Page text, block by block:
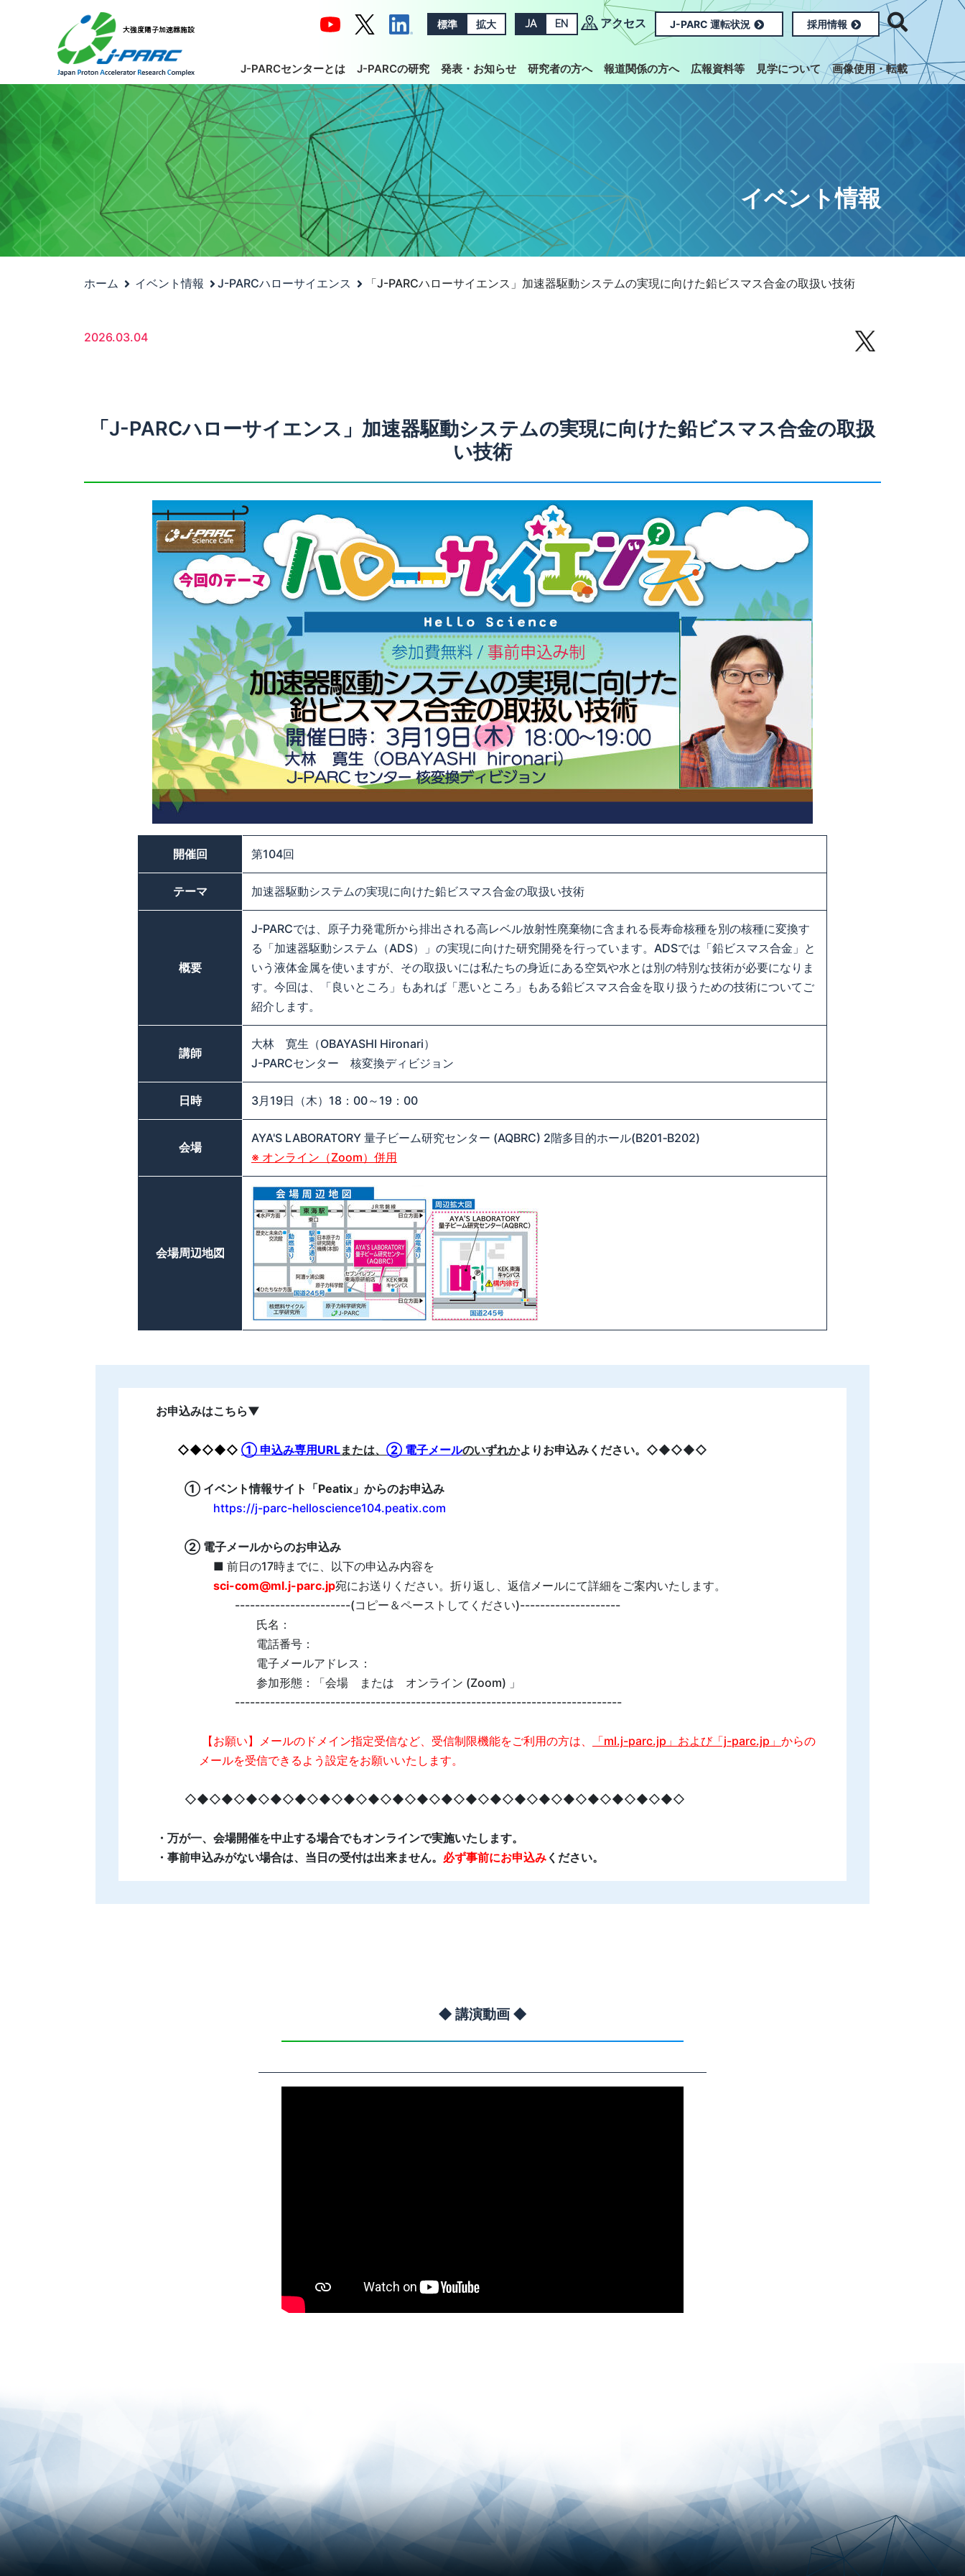
標準 拡大 JA EN アクセス J-PARC 運転状況 採用情報
J-PARCセンターとは J-PARCの研究 発表・お知らせ 研究者の方へ 報道関係の方へ 広報資料等 見学について 画像使用・転載
イベント情報
ホーム イベント情報 J-PARCハローサイエンス 「J-PARCハローサイエンス」加速器駆動システムの実現に向けた鉛ビスマス合金の取扱い技術
2026.03.04
「J-PARCハローサイエンス」加速器駆動システムの実現に向けた鉛ビスマス合金の取扱
い技術
開催回 第104回
テーマ 加速器駆動システムの実現に向けた鉛ビスマス合金の取扱い技術
概要
J-PARCでは、原子力発電所から排出される高レベル放射性廃棄物に含まれる長寿命核種を別の核種に変換す
る「加速器駆動システム（ADS）」の実現に向けた研究開発を行っています。ADSでは「鉛ビスマス合金」と
いう液体金属を使いますが、その取扱いには私たちの身近にある空気や水とは別の特別な技術が必要になりま
す。今回は、「良いところ」もあれば「悪いところ」もある鉛ビスマス合金を取り扱うための技術についてご
紹介します。
講師
大林 寛生（OBAYASHI Hironari）
J-PARCセンター 核変換ディビジョン
日時 3月19日（木）18：00～19：00
会場
AYA'S LABORATORY 量子ビーム研究センター (AQBRC) 2階多目的ホール(B201‐B202)
※ オンライン（Zoom）併用
会場周辺地図
お申込みはこちら▼
◇◆◇◆◇ ① 申込み専用URLまたは、 ② 電子メールのいずれかよりお申込みください。◇◆◇◆◇
① イベント情報サイト「Peatix」からのお申込み
https://j-parc-helloscience104.peatix.com
② 電子メールからのお申込み
■ 前日の17時までに、以下の申込み内容を
sci-com@ml.j-parc.jp宛にお送りください。折り返し、返信メールにて詳細をご案内いたします。
-----------------------(コピー＆ペーストしてください)--------------------
氏名：
電話番号：
電子メールアドレス：
参加形態：「会場 または オンライン (Zoom) 」
-----------------------------------------------------------------------------
【お願い】メールのドメイン指定受信など、受信制限機能をご利用の方は、 「ml.j-parc.jp」および「j-parc.jp」 からの
メールを受信できるよう設定をお願いいたします。
◇◆◇◆◇◆◇◆◇◆◇◆◇◆◇◆◇◆◇◆◇◆◇◆◇◆◇◆◇◆◇◆◇◆◇◆◇◆◇◆◇
・万が一、会場開催を中止する場合でもオンラインで実施いたします。
・事前申込みがない場合は、当日の受付は出来ません。 必ず事前にお申込み ください。
◆ 講演動画 ◆